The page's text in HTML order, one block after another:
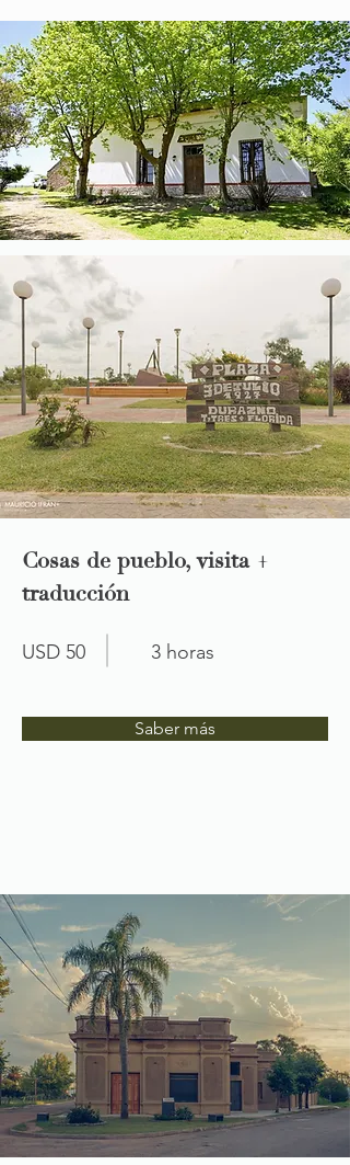
Cosas de pueblo, visita +
traducción
USD 50 3 horas
Saber más